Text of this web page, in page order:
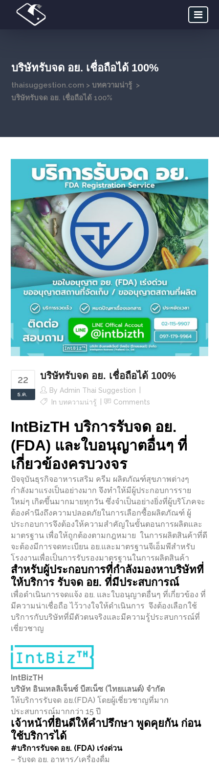
บริษัทรับจด อย. เชื่อถือได้ 100%
thaisuggestion.com> บทความน่ารู้ >
บริษัทรับจด อย. เชื่อถือได้ 100%
22
ธ.ค.
บริษัทรับจด อย. เชื่อถือได้ 100%
By Admin Thai Suggestion
Inบทความน่ารู้ Comments
IntBizTH บริการรับจด อย.
(FDA) และใบอนุญาตอื่นๆ ที่
เกี่ยวข้องครบวงจร
ปัจจุบันธุรกิจอาหารเสริม ครีม ผลิตภัณฑ์สุขภาพต่างๆ
กำลังมาแรงเป็นอย่างมาก จึงทำให้มีผู้ประกอบการราย
ใหม่ๆ เกิดขึ้นมากมายทุกวัน ซึ่งจำเป็นอย่างยิ่งที่ผู้บริโภคจะ
ต้องคำนึงถึงความปลอดภัยในการเลือกซื้อผลิตภัณฑ์ ผู้
ประกอบการจึงต้องให้ความสำคัญในขั้นตอนการผลิตและ
มาตรฐาน เพื่อให้ถูกต้องตามกฎหมาย ในการผลิตสินค้าที่ดี
จะต้องมีการจดทะเบียน อย.และมาตรฐานจีเอ็มพีสำหรับ
โรงงานเพื่อเป็นการรับรองมาตรฐานในการผลิตสินค้า
สำหรับผู้ประกอบการที่กำลังมองหาบริษัทที่
ให้บริการ รับจด อย. ที่มีประสบการณ์
เพื่อดำเนินการจดแจ้ง อย. และใบอนุญาตอื่นๆ ที่เกี่ยวข้อง ที่
มีความน่าเชื่อถือ ไว้วางใจให้ดำเนินการ จึงต้องเลือกใช้
บริการกับบริษัทที่มีตัวตนจริงและมีความรู้ประสบการณ์ที่
เชี่ยวชาญ
IntBizTH
บริษัท อินเทลลิเจ็นซ์ บีสเน็ซ (ไทยเเลนด์) จำกัด
ให้บริการรับจด อย.(FDA) โดยผู้เชี่ยวชาญที่มาก
ประสบการณ์มากกว่า 15 ปี
เจ้าหน้าที่ยินดีให้คำปรึกษา พูดคุยกัน ก่อน
ใช้บริการได้
#บริการรับจด อย. (FDA) เร่งด่วน
– รับจด อย. อาหาร/เครื่องดื่ม